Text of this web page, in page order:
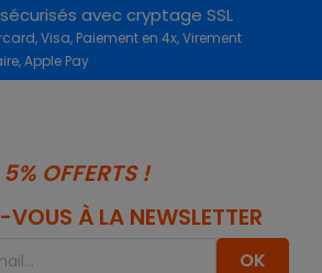
sécurisés avec cryptage SSL
Visa, Paiement en 4x, Virement
Apple Pay
5% OFFERTS !
À LA NEWSLETTER